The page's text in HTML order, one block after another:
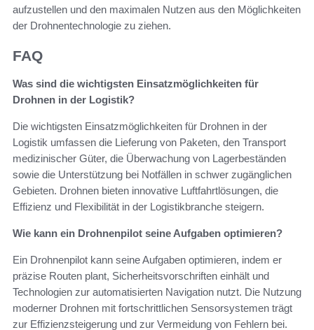
aufzustellen und den maximalen Nutzen aus den Möglichkeiten
der Drohnentechnologie zu ziehen.
FAQ
Was sind die wichtigsten Einsatzmöglichkeiten für
Drohnen in der Logistik?
Die wichtigsten Einsatzmöglichkeiten für Drohnen in der
Logistik umfassen die Lieferung von Paketen, den Transport
medizinischer Güter, die Überwachung von Lagerbeständen
sowie die Unterstützung bei Notfällen in schwer zugänglichen
Gebieten. Drohnen bieten innovative Luftfahrtlösungen, die
Effizienz und Flexibilität in der Logistikbranche steigern.
Wie kann ein Drohnenpilot seine Aufgaben optimieren?
Ein Drohnenpilot kann seine Aufgaben optimieren, indem er
präzise Routen plant, Sicherheitsvorschriften einhält und
Technologien zur automatisierten Navigation nutzt. Die Nutzung
moderner Drohnen mit fortschrittlichen Sensorsystemen trägt
zur Effizienzsteigerung und zur Vermeidung von Fehlern bei.